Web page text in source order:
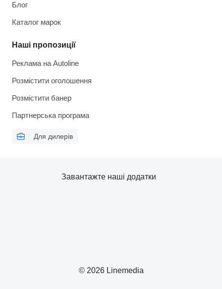
Блог
Каталог марок
Наші пропозиції
Реклама на Autoline
Розмістити оголошення
Розмістити банер
Партнерська програма
Для дилерів
© 2026 Linemedia
Завантажте наші додатки